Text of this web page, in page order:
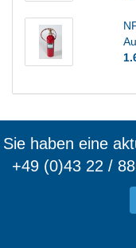
Sie haben eine
+49 (0)43 22 /